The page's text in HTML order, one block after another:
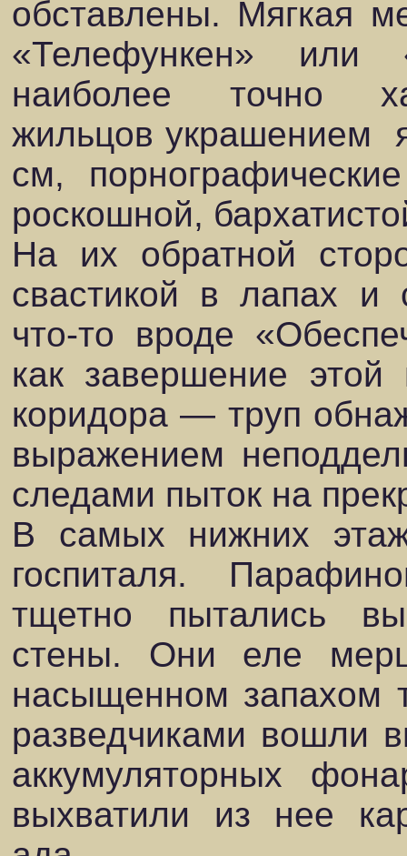
обставлены. Мягкая
«Телефункен» или
наиболее точно
жильцов украшением
см,
роскошной,
На их обратной
свастикой в лапах и
что-то вроде
как завершение
коридора — труп
выражением
следами пыток на
В самых нижних
госпиталя.
тщетно пытались
стены. Они еле
насыщенном запахом
разведчиками вошли
аккумуляторных
выхватили из нее